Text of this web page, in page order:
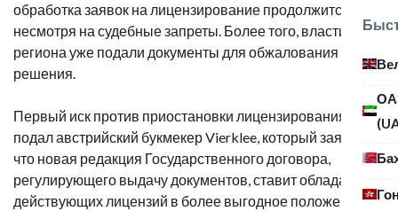
обработка заявок на лицензирование продолжится,
несмотря на судебные запреты. Более того, власти
региона уже подали документы для обжалования
решения.
Первый иск против приостановки лицензирования
подал австрийский букмекер Vierklee, который заявил,
что новая редакция Государственного договора,
регулирующего выдачу документов, ставит обладателей
действующих лицензий в более выгодное положение.